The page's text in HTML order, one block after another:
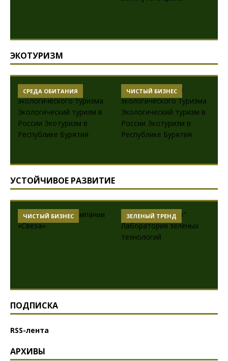
ЭКОТУРИЗМ
СРЕДА ОБИТАНИЯ ЧИСТЫЙ БИЗНЕС
УСТОЙЧИВОЕ РАЗВИТИЕ
ЧИСТЫЙ БИЗНЕС ЗЕЛЕНЫЙ ТРЕНД
ПОДПИСКА
RSS-лента
АРХИВЫ